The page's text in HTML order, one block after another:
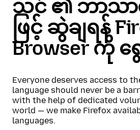
သင် ၏ ဘာသာ
ဖြင့် ဆွဲချရန်
Browser ကို ရွေ
Everyone deserves access to
language should never be a
with the help of dedicated
world — we make Firefox
languages.